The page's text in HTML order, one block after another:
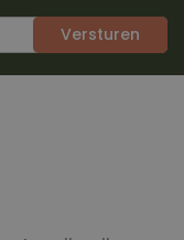
Versturen